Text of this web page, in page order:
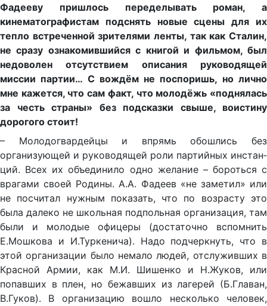
Фадееву пришлось переделывать роман, а
кинематографистам подснять новые сцены для их
тепло встреченной зрителями ленты, так как Сталин,
не сразу ознакомившийся с книгой и фильмом, был
недоволен отсутствием описания руководящей
миссии партии… С вождём не поспоришь, но лично
мне кажется, что сам факт, что молодёжь «поднялась
за честь страны» без подсказки свыше, воистину
дорогого стоит!
– Молодогвардейцы и впрямь обошлись без
организующей и руководящей роли партийных инстан­
ций. Всех их объединило одно желание – бороться с
врагами своей Родины. А.A. Фадеев «не заметил» или
не посчитал нужным показать, что по возрасту это
была далеко не школьная подпольная орга­низация, там
были и молодые офицеры (достаточно вспомнить
Е.Мошкова и И.Туркенича). Надо подчеркнуть, что в
этой организации было немало людей, отслуживших в
Красной Ар­мии, как М.И. Шишенко и Н.Жуков, или
попавших в плен, но бежавших из лагерей (Б.Главан,
В.Гуков). В орга­низацию вошло несколько человек,